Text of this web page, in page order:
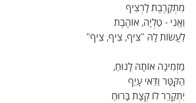
מִתְקָרֶבֶת לָרְצִיף
וַאֲנִי - טַלְיָה, אוֹהֶבֶת
לַעֲשׂוֹת לָהּ "צִיף, צִיף, צִיף"
מַזְמִינָה אוֹתָהּ לָנוּחַ,
הַקַּטָּר וַדַּאי עָיֵף
יִתְקָרֵר לוֹ קְצָת בָּרוּחַ